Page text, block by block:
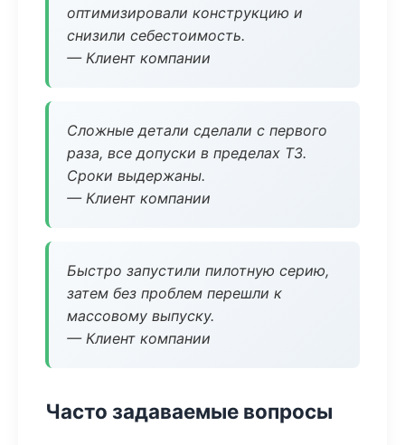
оптимизировали конструкцию и
снизили себестоимость.
— Клиент компании
Сложные детали сделали с первого
раза, все допуски в пределах ТЗ.
Сроки выдержаны.
— Клиент компании
Быстро запустили пилотную серию,
затем без проблем перешли к
массовому выпуску.
— Клиент компании
Часто задаваемые вопросы